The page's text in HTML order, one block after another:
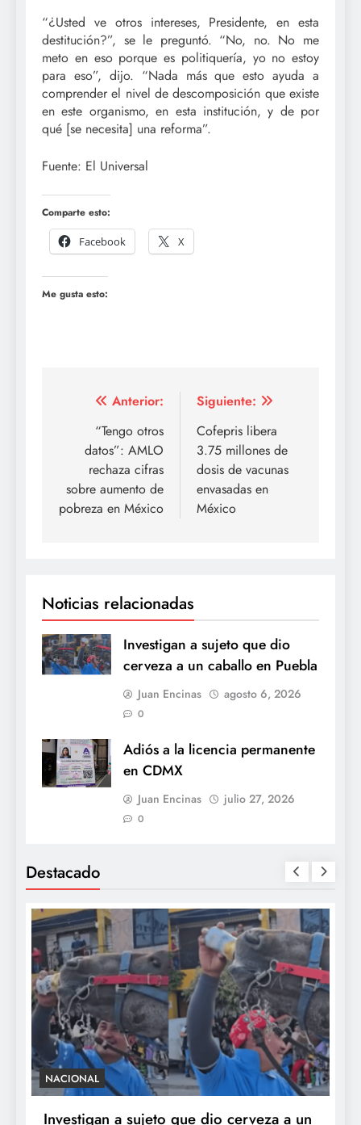
“¿Usted ve otros intereses, Presidente, en esta
destitución?”, se le preguntó. “No, no. No me
meto en eso porque es politiquería, yo no estoy
para eso”, dijo. “Nada más que esto ayuda a
comprender el nivel de descomposición que existe
en este organismo, en esta institución, y de por
qué [se necesita] una reforma”.
Fuente: El Universal
Comparte esto:
Facebook
X
Me gusta esto:
Navegación
entradas
Anterior:
“Tengo otros
datos”: AMLO
rechaza cifras
sobre aumento de
pobreza en México
Siguiente:
Cofepris libera
3.75 millones de
dosis de vacunas
envasadas en
México
Noticias relacionadas
Investigan a sujeto que dio
cerveza a un caballo en Puebla
Juan Encinas agosto 6, 2026
0
Adiós a la licencia permanente
en CDMX
Juan Encinas julio 27, 2026
0
Destacado
NACIONAL
Investigan a sujeto que dio cerveza a un